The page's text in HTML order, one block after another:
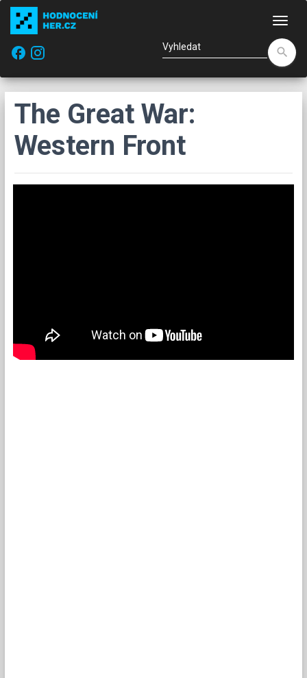
facebook
search
The Great War:
Western Front